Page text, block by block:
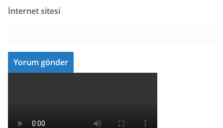
İnternet sitesi